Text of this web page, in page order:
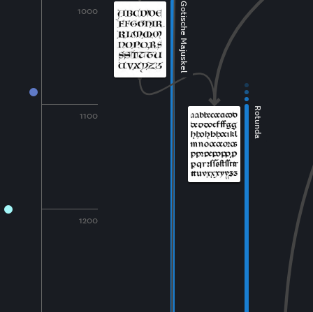
1000
1100
1200
Gotische Majuskel
Rotunda